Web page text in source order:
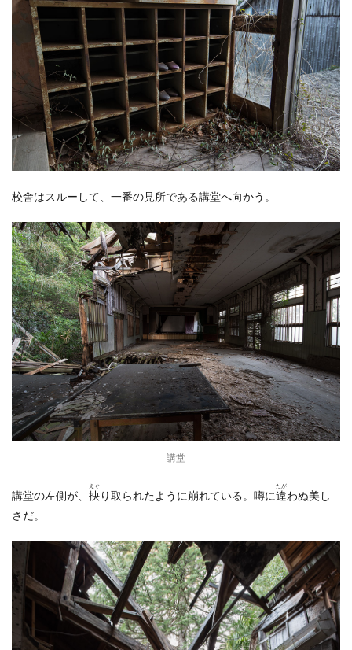
校舎はスルーして、一番の見所である講堂へ向かう。
講堂
講堂の左側が、 抉
えぐ
り取られたように崩れている。噂に違
たが
わぬ美し
さだ。